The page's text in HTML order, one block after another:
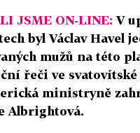
JSME ON-LINE: V
byl Václav Havel
mužů na této
řeči ve
ministryně
Albrightová.